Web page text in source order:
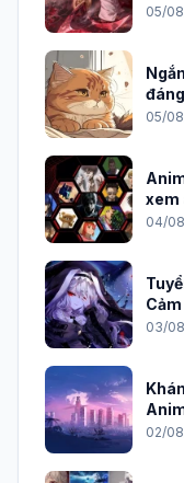
05/
05/
xem
04/
03/
02/